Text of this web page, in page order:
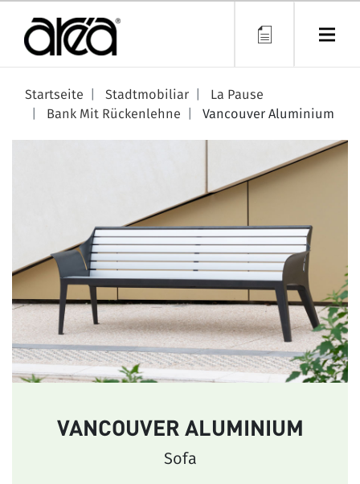
Startseite Stadtmobiliar
La Pause
Bank Mit Rückenlehne
Vancouver Aluminium
VANCOUVER ALUMINIUM
Sofa